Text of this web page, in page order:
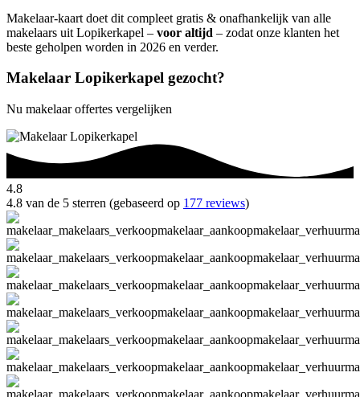
Makelaar-kaart doet dit compleet gratis & onafhankelijk van alle
makelaars uit Lopikerkapel – voor altijd – zodat onze klanten het
beste geholpen worden in 2026 en verder.
Makelaar Lopikerkapel gezocht?
Nu makelaar offertes vergelijken
4.8
4.8 van de 5 sterren (gebaseerd op 177 reviews)